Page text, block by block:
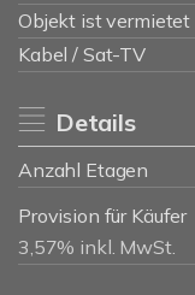
Objekt ist vermietet
Kabel / Sat-TV
Details
Anzahl Etagen
Provision für Käufer
3,57% inkl. MwSt.